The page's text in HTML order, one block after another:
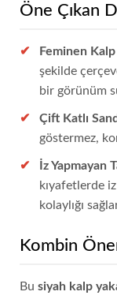
Öne Çıkan
Feminen Kalp
şekilde
bir görünüm
Çift Katlı
göstermez,
İz Yapmayan
kıyafetlerde iz
kolaylığı
Kombin
Bu siyah kalp